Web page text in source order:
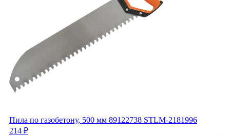
Пила по газобетону, 500 мм 89122738 STLM-2181996
214 ₽